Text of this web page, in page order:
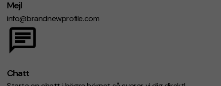
Mejl
info@brandnewprofile.com
Chatt